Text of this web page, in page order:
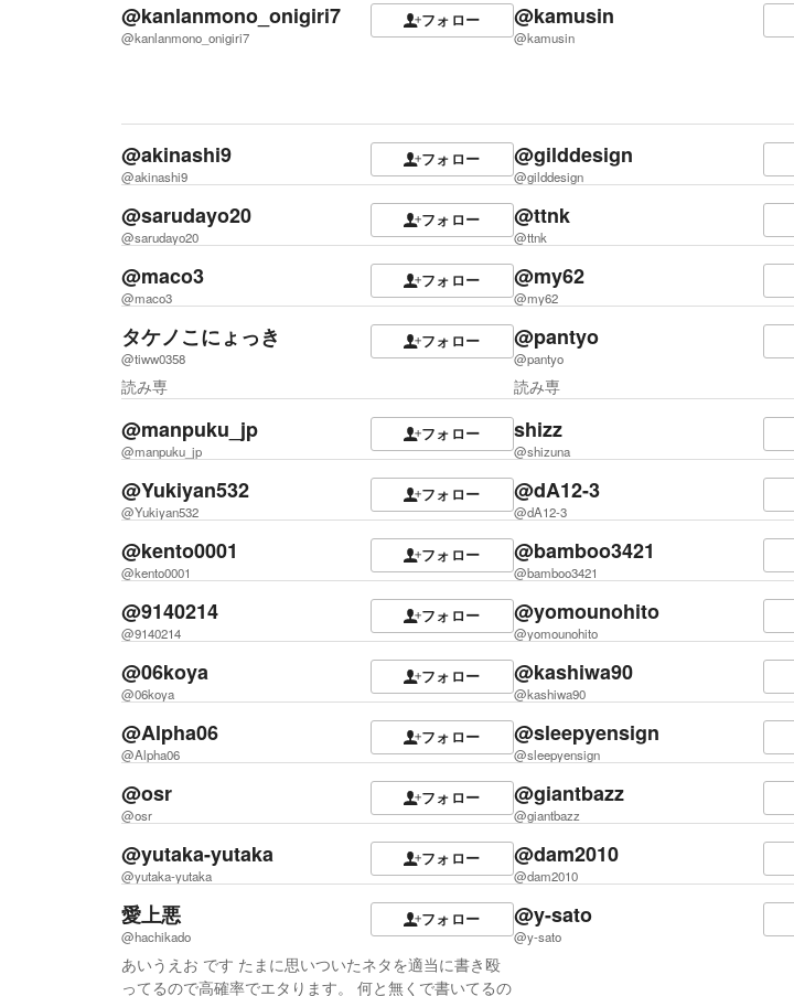
@kanlanmono_onigiri7
@kanlanmono_onigiri7
フォロー @kamusin
@kamusin
@akinashi9
@akinashi9
フォロー @gilddesign
@gilddesign
@sarudayo20
@sarudayo20
フォロー @ttnk
@ttnk
@maco3
@maco3
フォロー @my62
@my62
タケノこにょっき
@tiww0358
フォロー
読み専
@pantyo
@pantyo
読み専
@manpuku_jp
@manpuku_jp
フォロー shizz
@shizuna
@Yukiyan532
@Yukiyan532
フォロー @dA12-3
@dA12-3
@kento0001
@kento0001
フォロー @bamboo3421
@bamboo3421
@9140214
@9140214
フォロー @yomounohito
@yomounohito
@06koya
@06koya
フォロー @kashiwa90
@kashiwa90
@Alpha06
@Alpha06
フォロー @sleepyensign
@sleepyensign
@osr
@osr
フォロー @giantbazz
@giantbazz
@yutaka-yutaka
@yutaka-yutaka
フォロー @dam2010
@dam2010
愛上悪
@hachikado
フォロー
あいうえお です たまに思いついたネタを適当に書き殴
ってるので高確率でエタります。 何と無くで書いてるの
@y-sato
@y-sato